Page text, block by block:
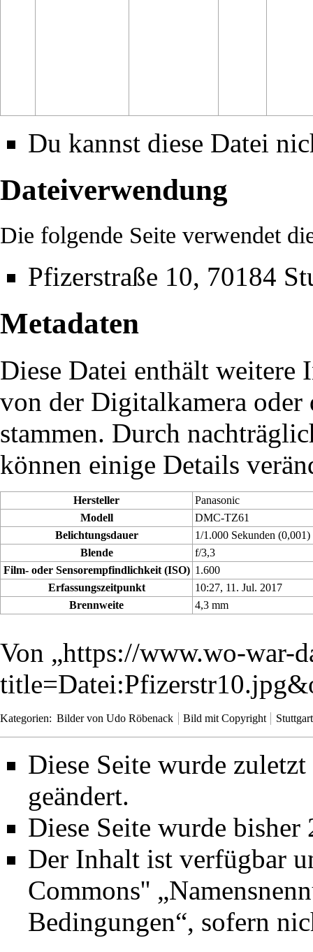
Du kannst diese Datei
Dateiverwendung
Die folgende Seite verwendet
Pfizerstraße 10, 70184
Metadaten
Diese Datei enthält weitere
von der Digitalkamera oder
stammen. Durch
können einige Details
Hersteller
Panasonic
Modell
DMC-TZ61
Belichtungsdauer
1/1.000 Sekunden (0,001)
Blende
f/3,3
Film- oder Sensorempfindlichkeit (ISO) 1.600
Erfassungszeitpunkt
10:27, 11. Jul. 2017
Brennweite
4,3 mm
Von „https://www.wo-war-
Kategorien: Bilder von Udo Röbenack Bild mit Copyright Stuttgart
Diese Seite wurde
geändert.
Diese Seite wurde
Der Inhalt ist verfügbar
Commons''
Bedingungen“, sofern